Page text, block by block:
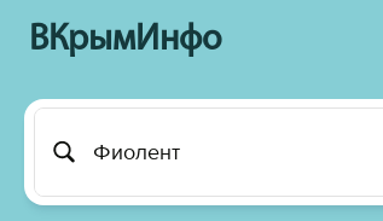
ВКрымИнфо